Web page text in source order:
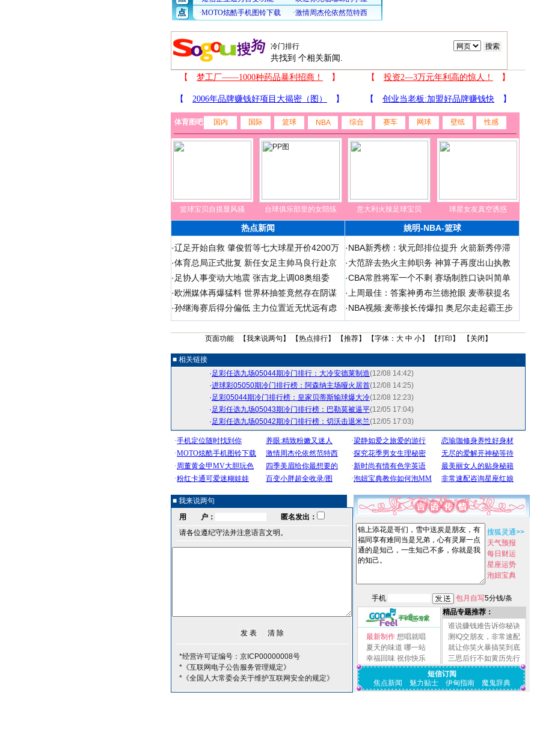
共找到 个相关新闻.
体育图吧 国内 国际 篮球 NBA 综合 赛车 网球 壁纸 性感
篮球宝贝自摸显风骚 台球俱乐部里的女陪练 意大利火辣足球宝贝 球星女友真空诱惑
热点新闻 姚明-NBA-篮球
·辽足开始自救 肇俊哲等七大球星开价4200万
·体育总局正式批复 新任女足主帅马良行赴京
· 足协人事变动大地震 张吉龙上调08奥组委
·欧洲媒体再爆猛料 世界杯抽签竟然存在阴谋
·孙继海赛后得分偏低 主力位置近无忧远有虑
·NBA新秀榜：状元郎排位提升 火箭新秀停滞
·大范辞去热火主帅职务 神算子再度出山执教
·CBA常胜将军一个不剩 赛场制胜口诀叫简单
· 上周最佳：答案神勇布兰德抢眼 麦蒂获提名
·NBA视频:麦蒂接长传爆扣 奥尼尔走起霸王步
页面功能 【我来说两句 】 【热点排行】 【推荐】 【字体： 大 中 小】 【打印 】 【 关闭 】
■ 相关链接
·足彩任选九场05044期冷门排行：大冷安德莱制造(12/08 14:42)
·进球彩05050期冷门排行榜：阿森纳主场哑火居首(12/08 14:25)
·足彩05044期冷门排行榜：皇家贝蒂斯输球爆大冷(12/08 12:23)
·足彩任选九场05043期冷门排行榜：巴勒莫被逼平(12/05 17:04)
·足彩任选九场05042期冷门排行榜：切沃击退米兰(12/05 17:03)
■ 我来说两句
用 户：
匿名发出：
请各位遵纪守法并注意语言文明。
*经营许可证编号：京ICP00000008号
*《互联网电子公告服务管理规定》
*《全国人大常委会关于维护互联网安全的规定》
搜狐灵通>>
天气预报
每日财运
星座运势
泡妞宝典
手机 包月自写5分钱/条
最新制作 想唱就唱
夏天的味道 哪一站
幸福回味 祝你快乐
精品专题推荐：
谁说赚钱难告诉你秘诀
测IQ交朋友，非常速配
就让你笑火暴搞笑到底
三思后行不如黄历先行
短信订阅
焦点新闻
魅力贴士 伊甸指南 魔鬼辞典